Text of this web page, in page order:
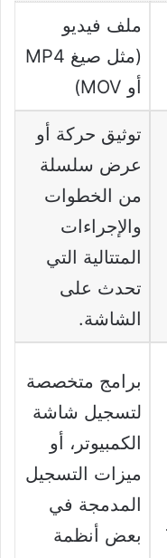
ملف فيديو
(مثل صيغ MP4
أو MOV)
توثيق حركة أو
عرض سلسلة
من الخطوات
والإجراءات
المتتالية التي
تحدث على
الشاشة.
برامج متخصصة
لتسجيل شاشة
الكمبيوتر، أو
ميزات التسجيل
المدمجة في
بعض أنظمة